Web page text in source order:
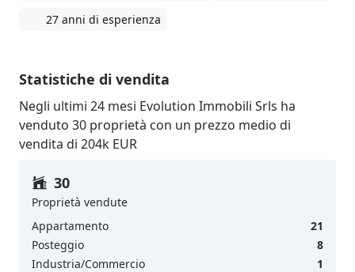
27 anni di esperienza
Statistiche di vendita
Negli ultimi 24 mesi Evolution Immobili Srls ha
venduto 30 proprietà con un prezzo medio di
vendita di 204k EUR
30
Proprietà vendute
Appartamento
21
Posteggio
8
Industria/Commercio
1